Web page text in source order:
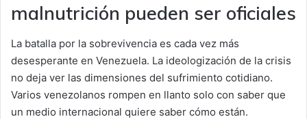
malnutrición pueden ser oficiales
La batalla por la sobrevivencia es cada vez más
desesperante en Venezuela. La ideologización de la crisis
no deja ver las dimensiones del sufrimiento cotidiano.
Varios venezolanos rompen en llanto solo con saber que
un medio internacional quiere saber cómo están.